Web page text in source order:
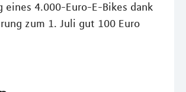
eines 4.000-Euro-E-Bikes dank
zum 1. Juli gut 100 Euro